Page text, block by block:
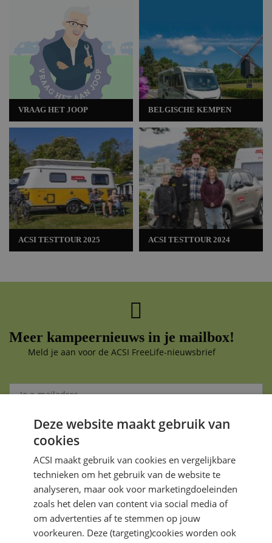
VRAAG HET JOOP
ACSI TESTTOUR 2025
BELGISCHE KEMPEN
ACSI TESTTOUR 2024
Meer kampeernieuws in je mailbox!
Meld je aan voor de ACSI FreeLife-nieuwsbrief
Aanmelden
Je gegevens zijn veilig en worden niet gedeeld met anderen
Deze website maakt gebruik van
cookies
ACSI maakt gebruik van cookies en vergelijkbare
technieken om het gebruik van de website te
analyseren, maar ook voor marketingdoeleinden
zoals het delen van content via social media of
om advertenties af te stemmen op jouw
voorkeuren. Deze (targeting)cookies worden ook